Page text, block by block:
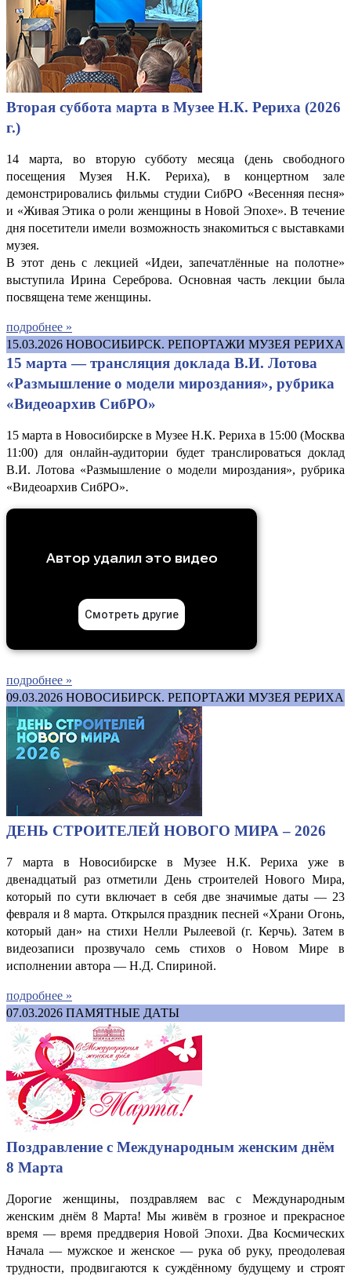
Вторая суббота марта в Музее Н.К. Рериха (2026
г.)
14 марта, во вторую субботу месяца (день свободного
посещения Музея Н.К. Рериха), в концертном зале
демонстрировались фильмы студии СибРО «Весенняя песня»
и «Живая Этика о роли женщины в Новой Эпохе». В течение
дня посетители имели возможность знакомиться с выставками
музея.
В этот день с лекцией «Идеи, запечатлённые на полотне»
выступила Ирина Сереброва. Основная часть лекции была
посвящена теме женщины.
подробнее »
15.03.2026 НОВОСИБИРСК. РЕПОРТАЖИ МУЗЕЯ РЕРИХА
15 марта — трансляция доклада В.И. Лотова
«Размышление о модели мироздания», рубрика
«Видеоархив СибРО»
15 марта в Новосибирске в Музее Н.К. Рериха в 15:00 (Москва
11:00) для онлайн-аудитории будет транслироваться доклад
В.И. Лотова «Размышление о модели мироздания», рубрика
«Видеоархив СибРО».
подробнее »
09.03.2026 НОВОСИБИРСК. РЕПОРТАЖИ МУЗЕЯ РЕРИХА
ДЕНЬ СТРОИТЕЛЕЙ НОВОГО МИРА – 2026
7 марта в Новосибирске в Музее Н.К. Рериха уже в
двенадцатый раз отметили День строителей Нового Мира,
который по сути включает в себя две значимые даты — 23
февраля и 8 марта. Открылся праздник песней «Храни Огонь,
который дан» на стихи Нелли Рылеевой (г. Керчь). Затем в
видеозаписи прозвучало семь стихов о Новом Мире в
исполнении автора — Н.Д. Спириной.
подробнее »
07.03.2026 ПАМЯТНЫЕ ДАТЫ
Поздравление с Международным женским днём
8 Марта
Дорогие женщины, поздравляем вас с Международным
женским днём 8 Марта! Мы живём в грозное и прекрасное
время — время преддверия Новой Эпохи. Два Космических
Начала — мужское и женское — рука об руку, преодолевая
трудности, продвигаются к суждённому будущему и строят